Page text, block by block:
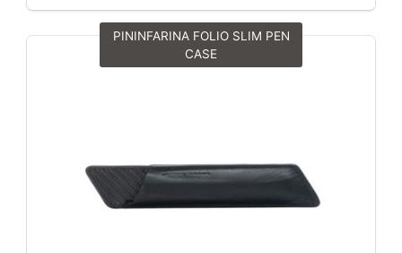
PININFARINA FOLIO SLIM PEN
CASE